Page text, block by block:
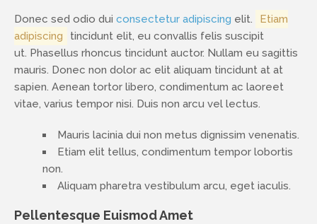
Donec sed odio dui consectetur adipiscing elit.
Etiam
adipiscing
tincidunt elit, eu convallis felis suscipit
ut. Phasellus rhoncus tincidunt auctor. Nullam eu sagittis
mauris. Donec non dolor ac elit aliquam tincidunt at at
sapien. Aenean tortor libero, condimentum ac laoreet
vitae, varius tempor nisi. Duis non arcu vel lectus.
Mauris lacinia dui non metus dignissim venenatis.
Etiam elit tellus, condimentum tempor lobortis
non.
Aliquam pharetra vestibulum arcu, eget iaculis.
Pellentesque Euismod Amet